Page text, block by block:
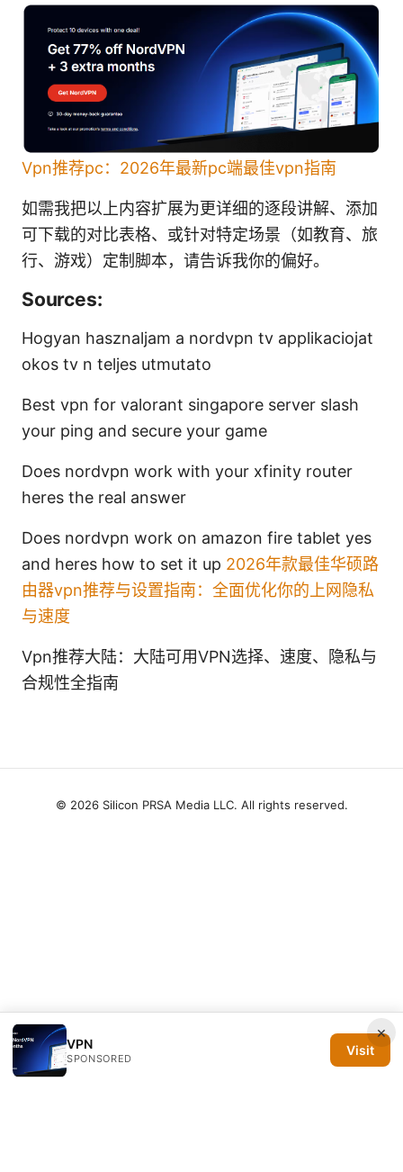
Vpn推荐pc：2026年最新pc端最佳vpn指南
如需我把以上内容扩展为更详细的逐段讲解、添加
可下载的对比表格、或针对特定场景（如教育、旅
行、游戏）定制脚本，请告诉我你的偏好。
Sources:
Hogyan hasznaljam a nordvpn tv applikaciojat
okos tv n teljes utmutato
Best vpn for valorant singapore server slash
your ping and secure your game
Does nordvpn work with your xfinity router
heres the real answer
Does nordvpn work on amazon fire tablet yes
and heres how to set it up 2026年款最佳华硕路
由器vpn推荐与设置指南：全面优化你的上网隐私
与速度
Vpn推荐大陆：大陆可用VPN选择、速度、隐私与
合规性全指南
×
VPN
SPONSORED
Visit
© 2026 Silicon PRSA Media LLC. All rights reserved.